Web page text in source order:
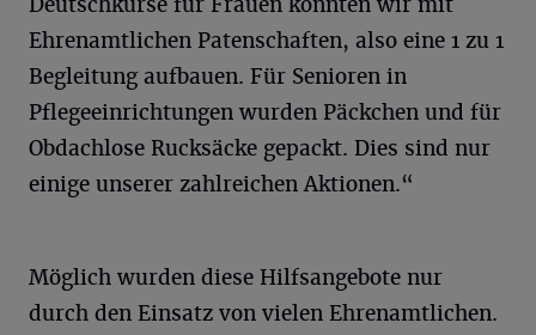
Ehrenamtlichen Patenschaften, also eine 1 zu 1
Begleitung aufbauen. Für Senioren in
Pflegeeinrichtungen wurden Päckchen und für
Obdachlose Rucksäcke gepackt. Dies sind nur
einige unserer zahlreichen Aktionen.“
Möglich wurden diese Hilfsangebote nur
durch den Einsatz von vielen Ehrenamtlichen.